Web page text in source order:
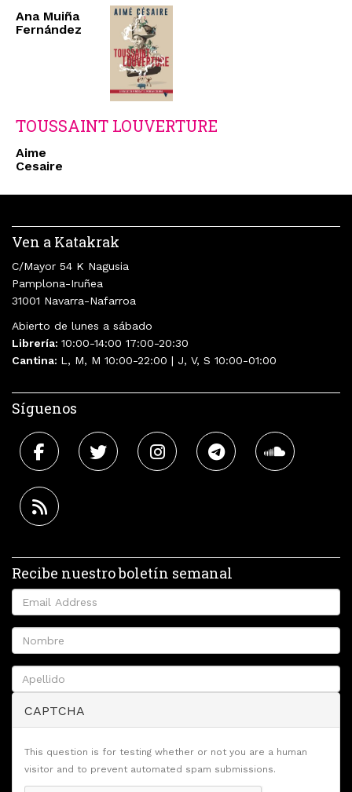
Ana Muiña
Fernández
TOUSSAINT LOUVERTURE
Aime
Cesaire
Ven a Katakrak
C/Mayor 54 K Nagusia
Pamplona-Iruñea
31001 Navarra-Nafarroa
Abierto de lunes a sábado
Librería: 10:00-14:00 17:00-20:30
Cantina: L, M, M 10:00-22:00 | J, V, S 10:00-01:00
Síguenos
Recibe nuestro boletín semanal
CAPTCHA
This question is for testing whether or not you are a human
visitor and to prevent automated spam submissions.